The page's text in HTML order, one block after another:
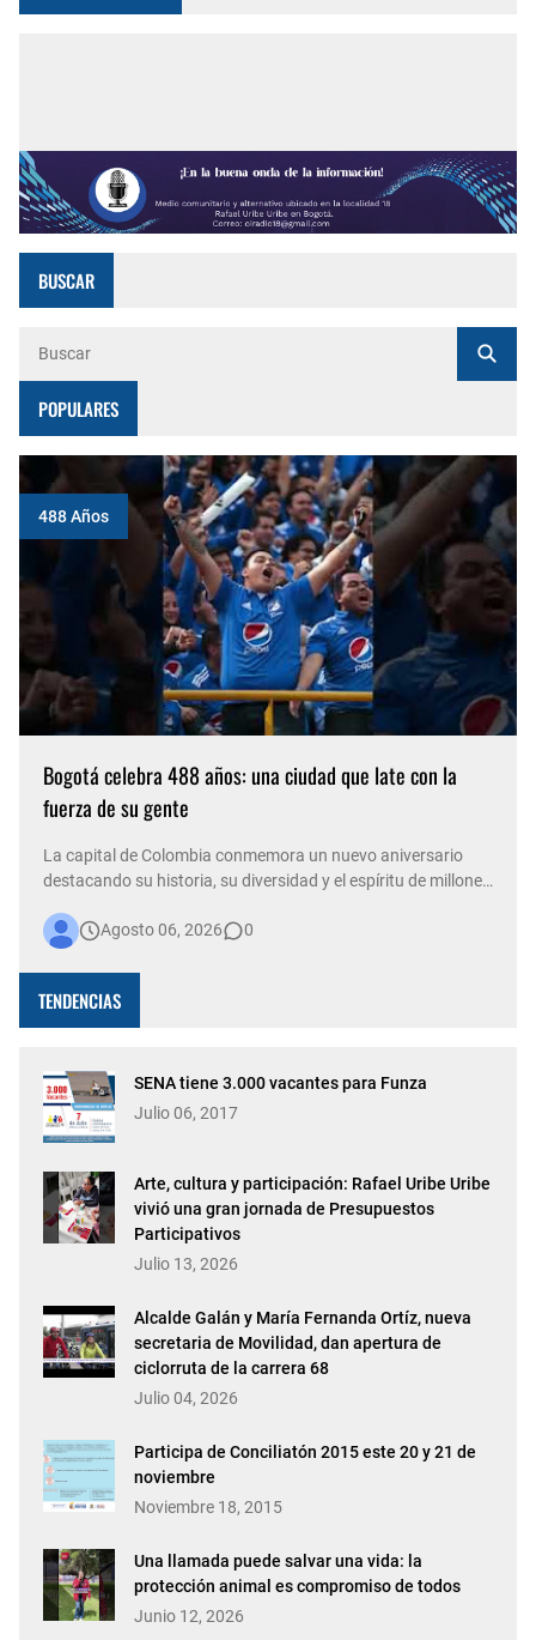
BUSCAR
POPULARES
488 Años
Bogotá celebra 488 años: una ciudad que late con la
fuerza de su gente
La capital de Colombia conmemora un nuevo aniversario
destacando su historia, su diversidad y el espíritu de millones
construyen cada día una ciudad más viva. Bogotá está de
Agosto 06, 2026 0
TENDENCIAS
SENA tiene 3.000 vacantes para Funza
Julio 06, 2017
Arte, cultura y participación: Rafael Uribe Uribe
vivió una gran jornada de Presupuestos
Participativos
Julio 13, 2026
Alcalde Galán y María Fernanda Ortíz, nueva
secretaria de Movilidad, dan apertura de
ciclorruta de la carrera 68
Julio 04, 2026
Participa de Conciliatón 2015 este 20 y 21 de
noviembre
Noviembre 18, 2015
Una llamada puede salvar una vida: la
protección animal es compromiso de todos
Junio 12, 2026